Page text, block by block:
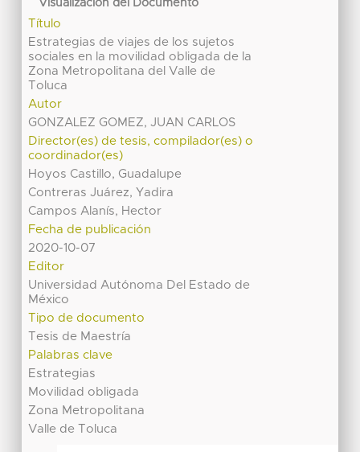
Visualización del Documento
Título
Estrategias de viajes de los sujetos
sociales en la movilidad obligada de la
Zona Metropolitana del Valle de
Toluca
Autor
GONZALEZ GOMEZ, JUAN CARLOS
Director(es) de tesis, compilador(es) o
coordinador(es)
Hoyos Castillo, Guadalupe
Contreras Juárez, Yadira
Campos Alanís, Hector
Fecha de publicación
2020-10-07
Editor
Universidad Autónoma Del Estado de
México
Tipo de documento
Tesis de Maestría
Palabras clave
Estrategias
Movilidad obligada
Zona Metropolitana
Valle de Toluca